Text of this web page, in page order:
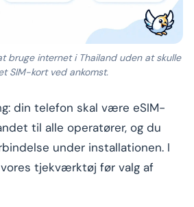
bruge internet i Thailand uden at skulle
SIM-kort ved ankomst.
din telefon skal være eSIM-
til alle operatører, og du
under installationen. I
tjekværktøj før valg af